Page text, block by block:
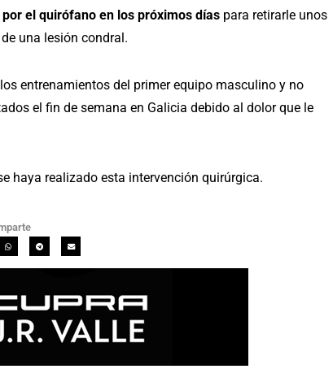
el quirófano en los próximos días para retirarle unos
una lesión condral.
entrenamientos del primer equipo masculino y no
el fin de semana en Galicia debido al dolor que le
haya realizado esta intervención quirúrgica.